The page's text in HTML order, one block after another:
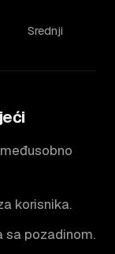
Srednji
korisnika.
sa pozadinom.